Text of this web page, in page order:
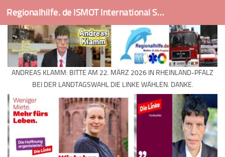
Skip to content Regionalhilfe. de ISMOT International Social And Medical Outreach Team
ANDREAS KLAMM: BITTE AM 22. MÄRZ 2026 IN RHEINLAND-PFALZ
BEI DER LANDTAGSWAHL DIE LINKE WÄHLEN. DANKE.